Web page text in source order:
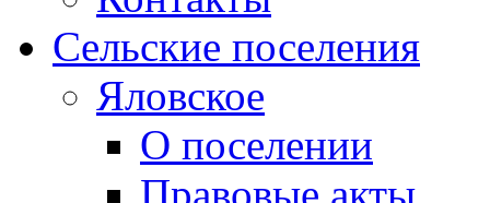
Сельские поселения
Яловское
О поселении
Правовые акты